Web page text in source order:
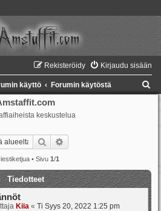
Kirjaudu sisään
Rekisteröidy
käyttö Forumin käytöstä
keskustelua
Etsi
• Sivu 1/1
Tiedotteet
Kiia « Ti Syys 20, 2022 1:25 pm